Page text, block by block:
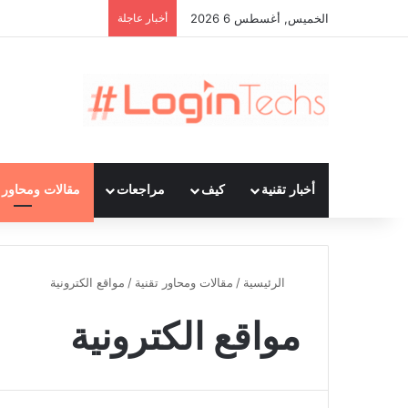
الخميس, أغسطس 6 2026 أخبار عاجلة
أخبار تقنية كيف مراجعات مقالات ومحاور
الرئيسية / مقالات ومحاور تقنية / مواقع الكترونية
مواقع الكترونية